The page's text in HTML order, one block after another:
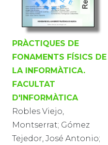
PRÀCTIQUES DE
FONAMENTS FÍSICS DE
LA INFORMÀTICA.
FACULTAT
D'INFORMÀTICA
Robles Viejo,
Montserrat; Gómez
Tejedor, José Antonio;